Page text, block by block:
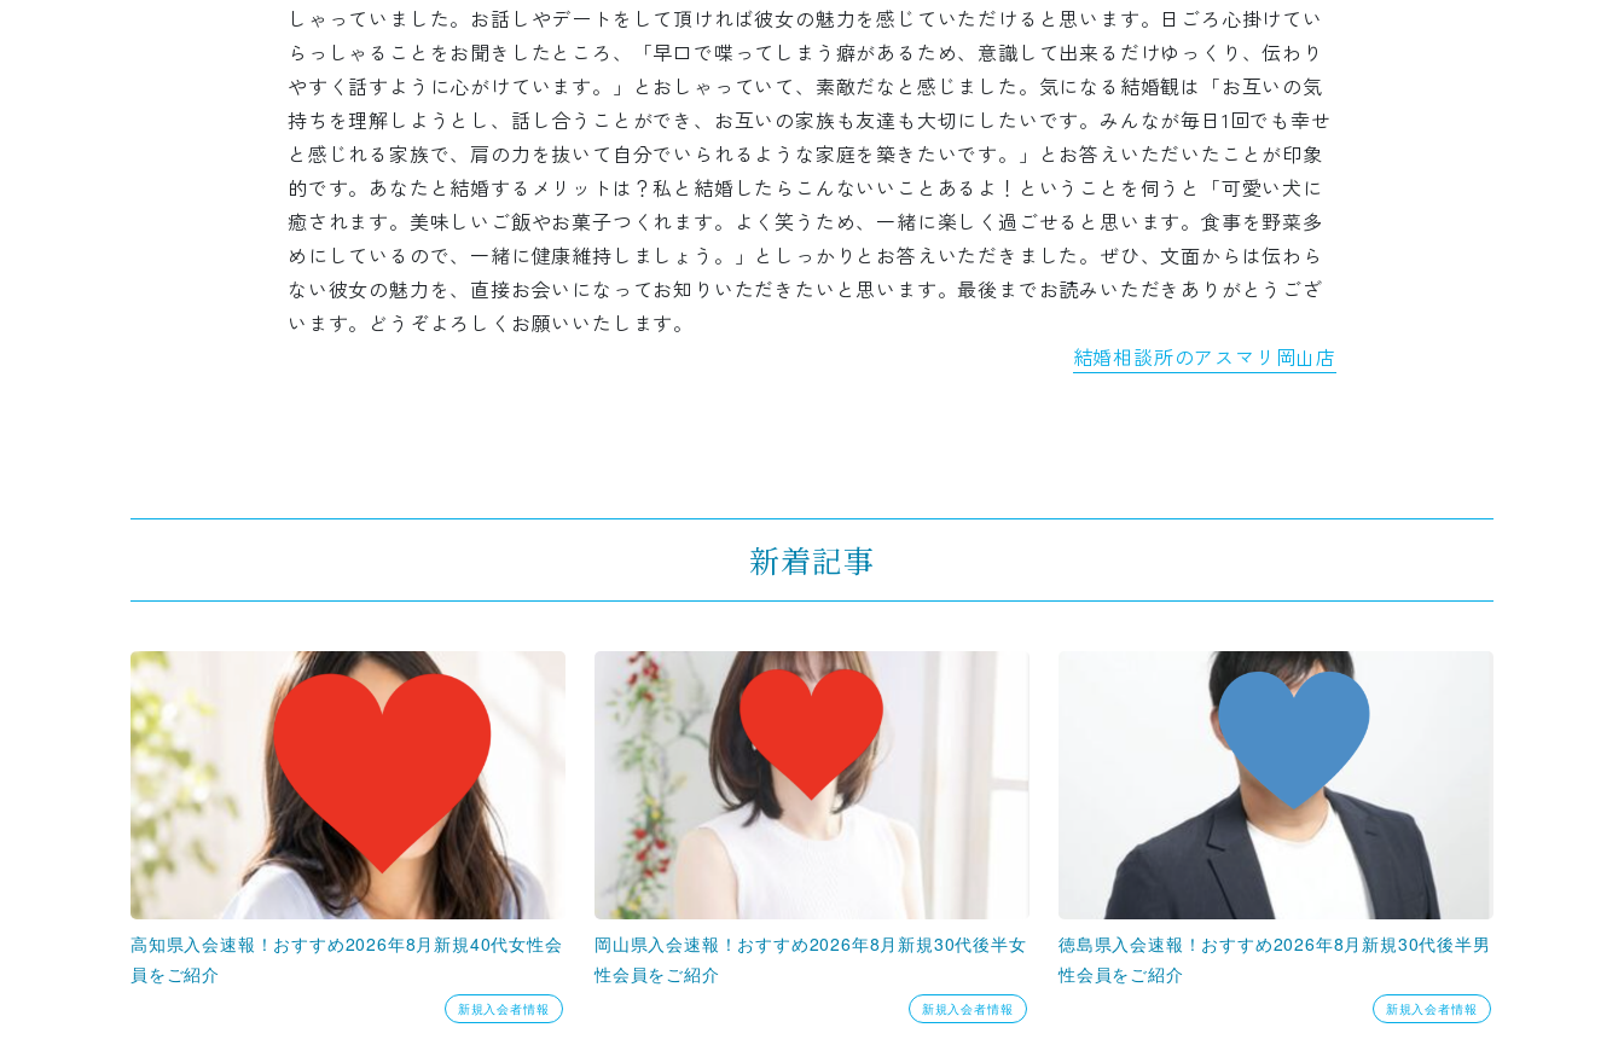
しゃっていました。お話しやデートをして頂ければ彼女の魅力を感じていただけると思います。日ごろ心掛けてい
らっしゃることをお聞きしたところ、「早口で喋ってしまう癖があるため、意識して出来るだけゆっくり、伝わり
やすく話すように心がけています。」とおしゃっていて、素敵だなと感じました。気になる結婚観は「お互いの気
持ちを理解しようとし、話し合うことができ、お互いの家族も友達も大切にしたいです。みんなが毎日1回でも幸せ
と感じれる家族で、肩の力を抜いて自分でいられるような家庭を築きたいです。」とお答えいただいたことが印象
的です。あなたと結婚するメリットは？私と結婚したらこんないいことあるよ！ということを伺うと「可愛い犬に
癒されます。美味しいご飯やお菓子つくれます。よく笑うため、一緒に楽しく過ごせると思います。食事を野菜多
めにしているので、一緒に健康維持しましょう。」としっかりとお答えいただきました。ぜひ、文面からは伝わら
ない彼女の魅力を、直接お会いになってお知りいただきたいと思います。最後までお読みいただきありがとうござ
います。どうぞよろしくお願いいたします。
結婚相談所のアスマリ岡山店
新着記事
高知県入会速報！おすすめ2026年8月新規40代女性会
員をご紹介
新規入会者情報
岡山県入会速報！おすすめ2026年8月新規30代後半女
性会員をご紹介
新規入会者情報
徳島県入会速報！おすすめ2026年8月新規30代後半男
性会員をご紹介
新規入会者情報